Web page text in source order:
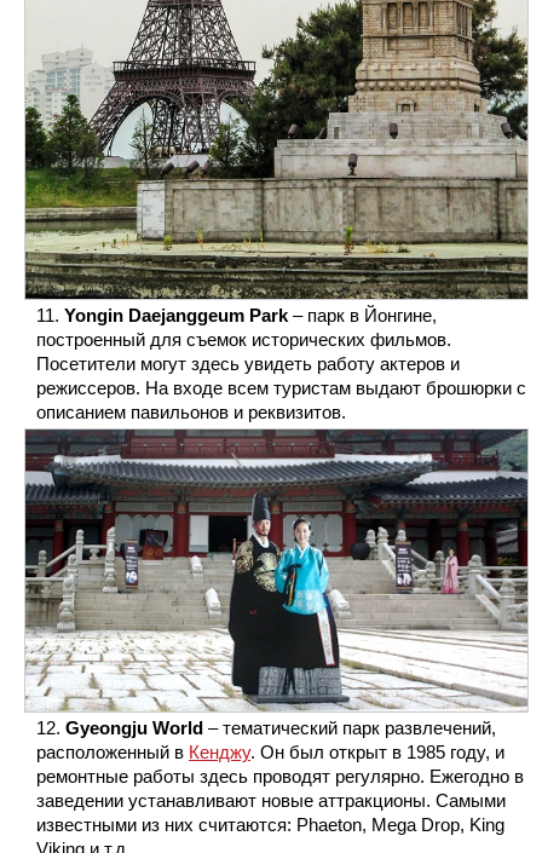
Yongin Daejanggeum Park – парк в Йонгине,
построенный для съемок исторических фильмов.
Посетители могут здесь увидеть работу актеров и
режиссеров. На входе всем туристам выдают брошюрки с
описанием павильонов и реквизитов.
Gyeongju World – тематический парк развлечений,
расположенный в Кенджу. Он был открыт в 1985 году, и
ремонтные работы здесь проводят регулярно. Ежегодно в
заведении устанавливают новые аттракционы. Самыми
известными из них считаются: Phaeton, Mega Drop, King
Viking и т.д.